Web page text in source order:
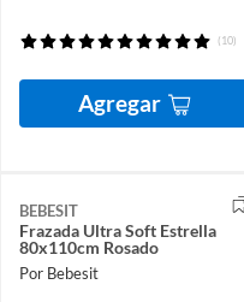
(10)
Agregar
BEBESIT
Frazada Ultra Soft Estrella
80x110cm Rosado
Por Bebesit